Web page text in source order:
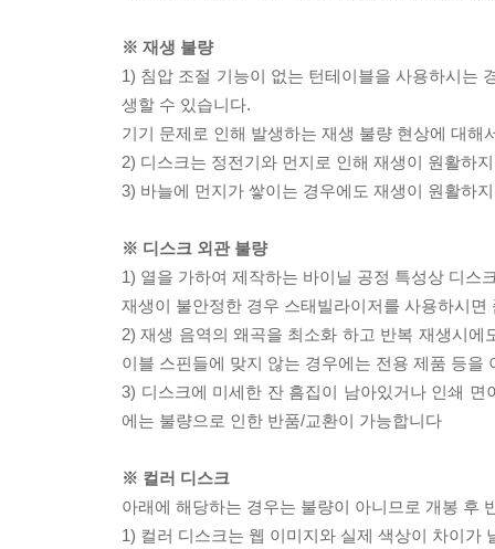
※ 재생 불량
1) 침압 조절 기능이 없는 턴테이블을 사용하시는
생할 수 있습니다.
기기 문제로 인해 발생하는 재생 불량 현상에 대
2) 디스크는 정전기와 먼지로 인해 재생이 원활하
3) 바늘에 먼지가 쌓이는 경우에도 재생이 원활하
※ 디스크 외관 불량
1) 열을 가하여 제작하는 바이닐 공정 특성상 디스
재생이 불안정한 경우 스태빌라이저를 사용하시
2) 재생 음역의 왜곡을 최소화 하고 반복 재생시
이블 스핀들에 맞지 않는 경우에는 전용 제품 등
3) 디스크에 미세한 잔 흠집이 남아있거나 인쇄
에는 불량으로 인한 반품/교환이 가능합니다
※ 컬러 디스크
아래에 해당하는 경우는 불량이 아니므로 개봉 후
1) 컬러 디스크는 웹 이미지와 실제 색상이 차이가